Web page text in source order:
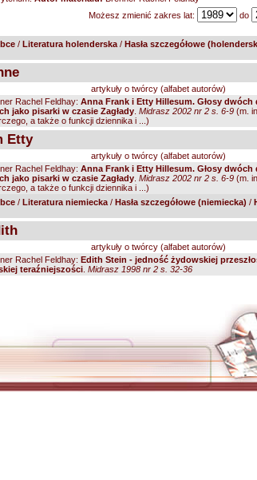
Możesz zmienić zakres lat:
do
/ Literatura holenderska / Hasła szczegółowe
artykuły o twórcy (alfabet autorów)
Rachel Feldhay: Anna Frank i Etty Hillesum. Głosy dwóch
jako pisarki w czasie Zagłady Midrasz 2002 nr 2 s. 6-9 (m.
a także o funkcji dziennika i ...)
Etty
artykuły o twórcy (alfabet autorów)
Rachel Feldhay: Anna Frank i Etty Hillesum. Głosy dwóch
jako pisarki w czasie Zagłady Midrasz 2002 nr 2 s. 6-9 (m.
a także o funkcji dziennika i ...)
/ Literatura niemiecka / Hasła szczegółowe (niemiecka) /
artykuły o twórcy (alfabet autorów)
Rachel Feldhay: Edith Stein - jedność żydowskiej
teraźniejszości Midrasz 1998 nr 2 s. 32-36